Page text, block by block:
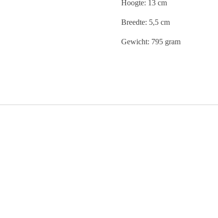
Hoogte: 13 cm
Breedte: 5,5 cm
Gewicht: 795 gram